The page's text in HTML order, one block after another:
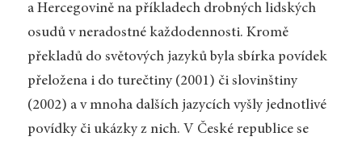
a Hercegovině na příkladech drobných lidských
osudů v neradostné každodennosti. Kromě
překladů do světových jazyků byla sbírka povídek
přeložena i do turečtiny (2001) či slovinštiny
(2002) a v mnoha dalších jazycích vyšly jednotlivé
povídky či ukázky z nich. V České republice se